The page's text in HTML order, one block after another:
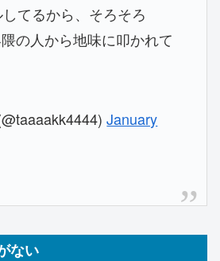
てるから、そろそろ
の人から地味に叩かれて
January
ない